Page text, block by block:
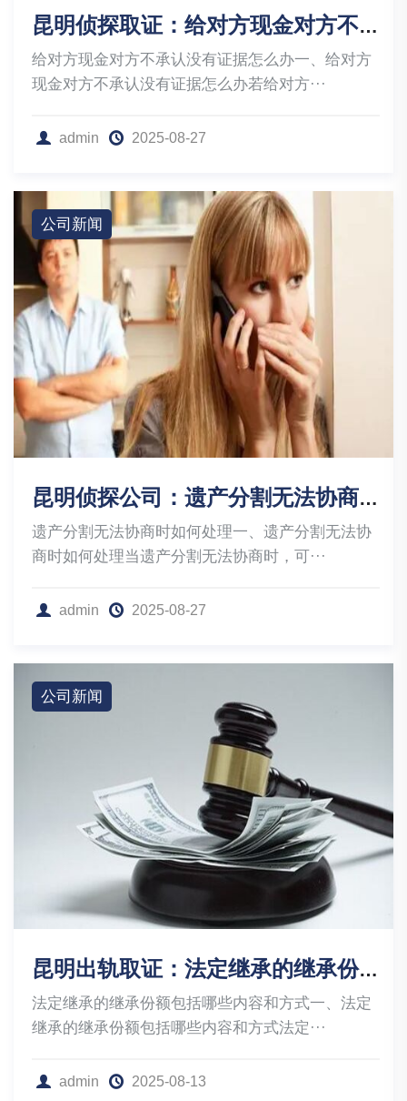
昆明侦探取证：给对方现金对方不承认没有证据怎么办
给对方现金对方不承认没有证据怎么办一、给对方
现金对方不承认没有证据怎么办若给对方···
admin 2025-08-27
公司新闻
昆明侦探公司：遗产分割无法协商时如何处理
遗产分割无法协商时如何处理一、遗产分割无法协
商时如何处理当遗产分割无法协商时，可···
admin 2025-08-27
公司新闻
昆明出轨取证：法定继承的继承份额包括哪些内容和方式
法定继承的继承份额包括哪些内容和方式一、法定
继承的继承份额包括哪些内容和方式法定···
admin 2025-08-13